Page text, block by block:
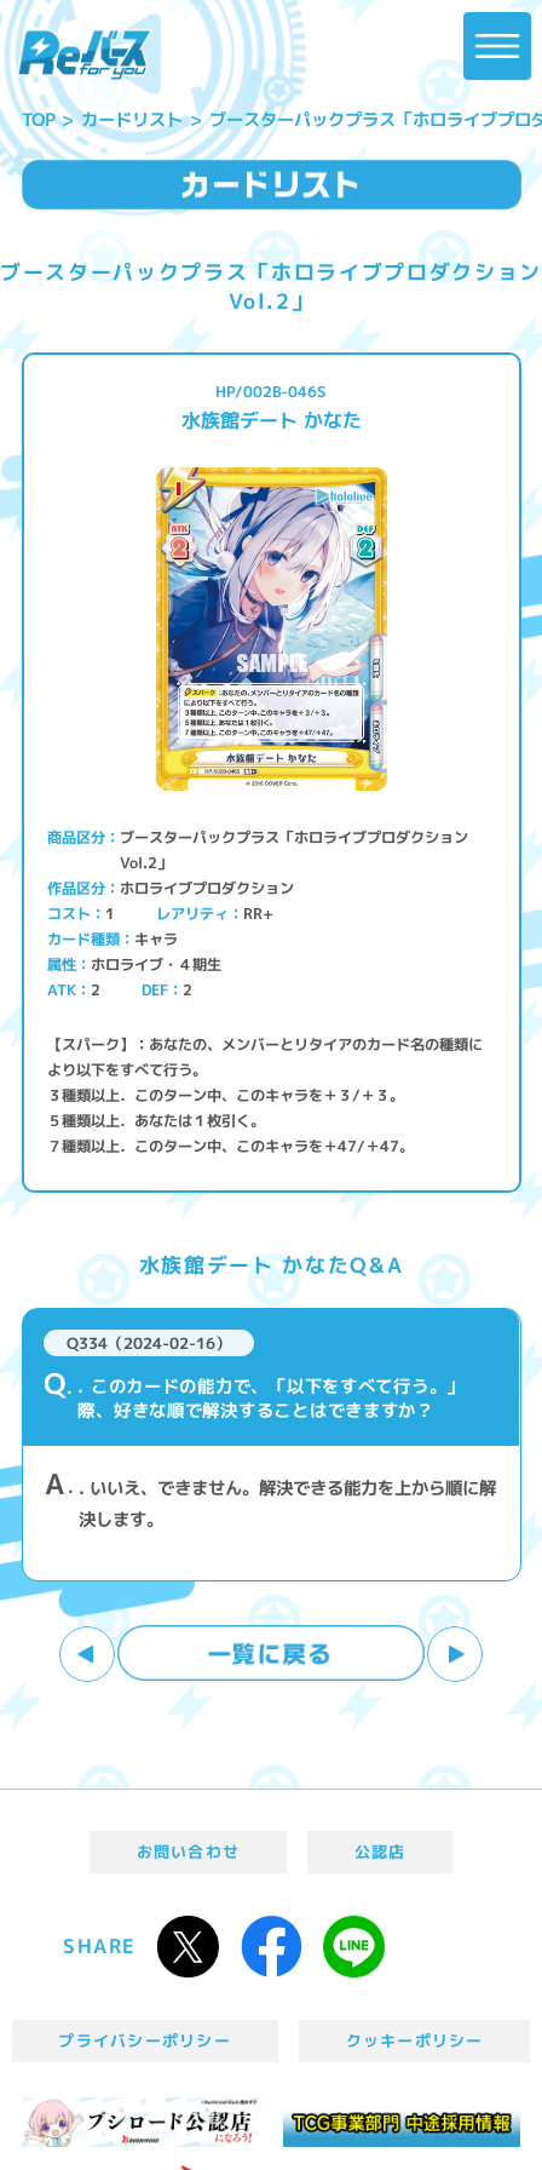
TOP カードリスト ブースターパックプラス「ホロライブプロ
ブースターパックプラス「ホロライブプロダクション
Vol.2」
HP/002B-046S
水族館デート かなた
商品区分 ブースターパックプラス「ホロライブプロダクション
Vol.2」
作品区分 ホロライブプロダクション
コスト 1 レアリティ RR+
カード種類 キャラ
属性 ホロライブ・４期生
ATK 2 DEF 2
【スパーク】：あなたの、メンバーとリタイアのカード名の種類に
より以下をすべて行う。
３種類以上．このターン中、このキャラを＋３/＋３。
５種類以上．あなたは１枚引く。
７種類以上．このターン中、このキャラを＋47/＋47。
水族館デート かなたQ&A
Q334（2024-02-16）
Q . このカードの能力で、「以下をすべて行う。」
際、好きな順で解決することはできますか？
A . いいえ、できません。解決できる能力を上から順に解
決します。
お問い合わせ 公認店
SHARE
プライバシーポリシー クッキーポリシー